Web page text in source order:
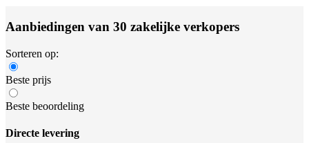
Aanbiedingen van 30 zakelijke verkopers
Sorteren op:
Beste prijs
Beste beoordeling
Directe levering